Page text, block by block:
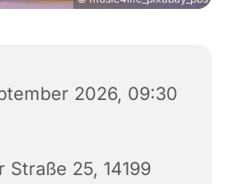
2026, 09:30
Straße 25, 14199